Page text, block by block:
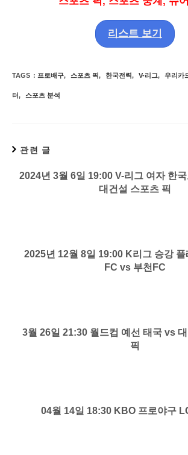
리스트 보기
TAGS : 프로배구, 스포츠 픽, 한국전력, V-리그, 우리카
터, 스포츠 분석
관련 글
2024년 3월 6일 19:00 V-리그 여자 한
대건설 스포츠 픽
2025년 12월 8일 19:00 K리그 승강 플
FC vs 부천FC
3월 26일 21:30 월드컵 예선 태국 vs
픽
04월 14일 18:30 KBO 프로야구